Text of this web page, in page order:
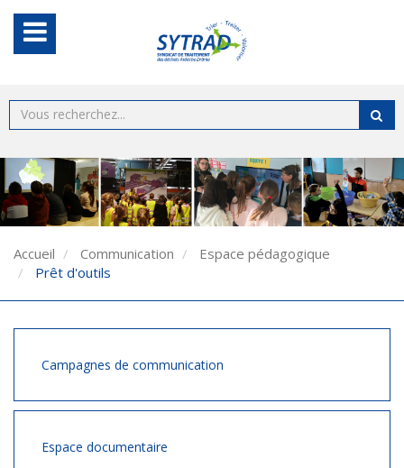
Accueil Communication
Espace pédagogique
Prêt d'outils
Campagnes de communication
Espace documentaire